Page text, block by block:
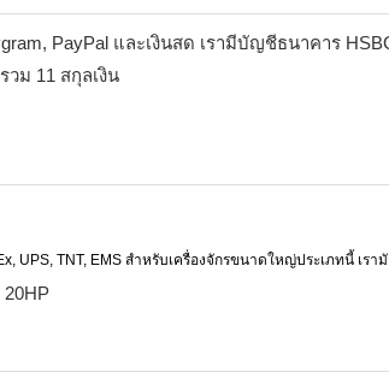
PayPal และเงินสด เรามีบัญชีธนาคาร
วม 11 สกุลเงิน
UPS, TNT, EMS สำหรับเครื่องจักรขนาดใหญ่ประเภทนี้ เรา